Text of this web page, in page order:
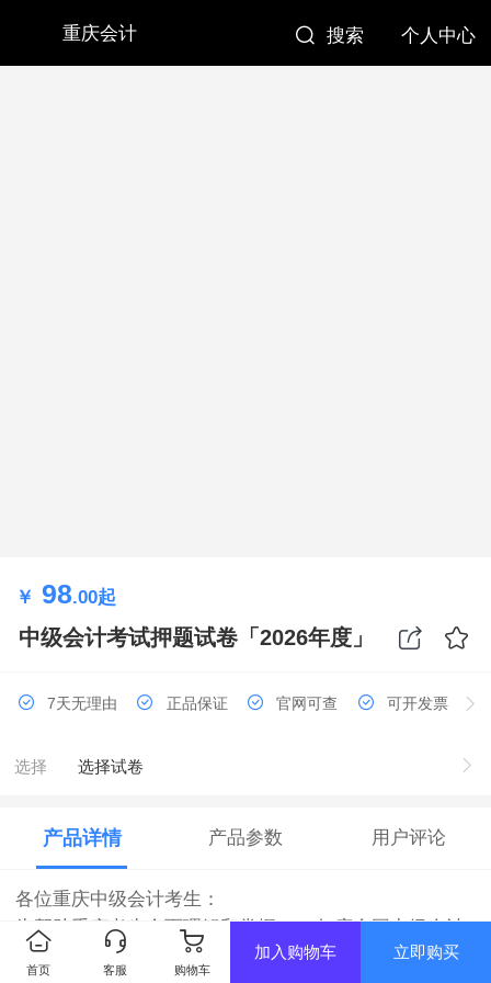
重庆会计 搜索 个人中心
￥ 98.00起
中级会计考试押题试卷「2026年度」
7天无理由 正品保证 官网可查 可开发票
选择 选择试卷
产品详情 产品参数 用户评论
各位重庆中级会计考生：
为帮助重庆考生全面理解和掌握2026年度全国中级会计
资格考试的新大纲和新教材内容，帮助考生更好的进行
首页 客服 购物车
加入购物车 立即购买